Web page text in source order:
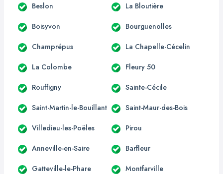
Beslon La Bloutière
Boisyvon Bourguenolles
Champrépus La Chapelle-Cécelin
La Colombe Fleury 50
Rouffigny Sainte-Cécile
Saint-Martin-le-Bouillant Saint-Maur-des-Bois
Villedieu-les-Poëles Pirou
Anneville-en-Saire Barfleur
Gatteville-le-Phare Montfarville